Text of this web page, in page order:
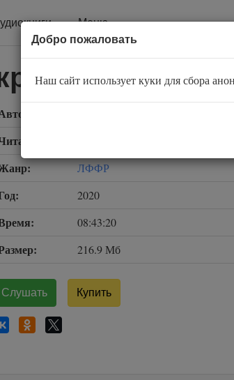
Меню
зеркал
ЛФФР
2020
08:43:20
216.9 Мб
Слушать Купить
Добро пожаловать
Наш сайт использует куки для сбора